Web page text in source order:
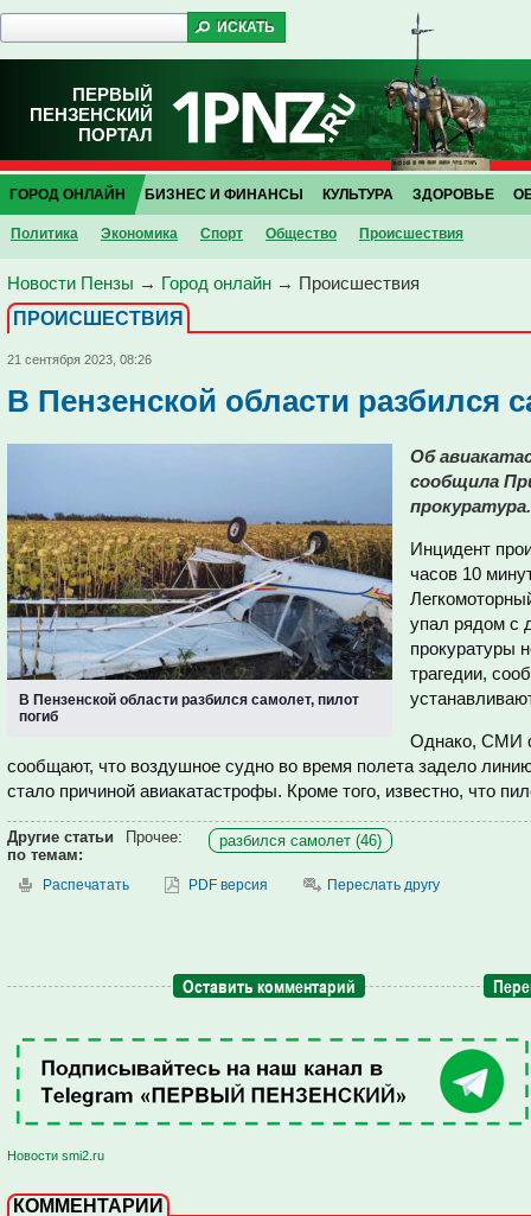
ПЕРВЫЙ
ПЕНЗЕНСКИЙ
ПОРТАЛ
ГОРОД ОНЛАЙН
Политика Экономика Спорт Общество Проиcшествия
БИЗНЕС И ФИНАНСЫ КУЛЬТУРА ЗДОРОВЬЕ
Новости Пензы → Город онлайн → Проиcшествия
ПРОИCШЕСТВИЯ
21 сентября 2023, 08:26
В Пензенской области разбился
В Пензенской области разбился самолет, пилот
погиб
Об
сообщила
прокуратура.
Инцидент
часов 10
упал рядом с
прокуратуры
трагедии,
Однако, СМИ
сообщают, что воздушное судно во время полета задело
стало причиной авиакатастрофы. Кроме того, известно, что
Другие статьи
по темам:
Прочее: разбился самолет (46)
Распечатать PDF версия Переслать другу
Оставить комментарий
Новости smi2.ru
КОММЕНТАРИИ